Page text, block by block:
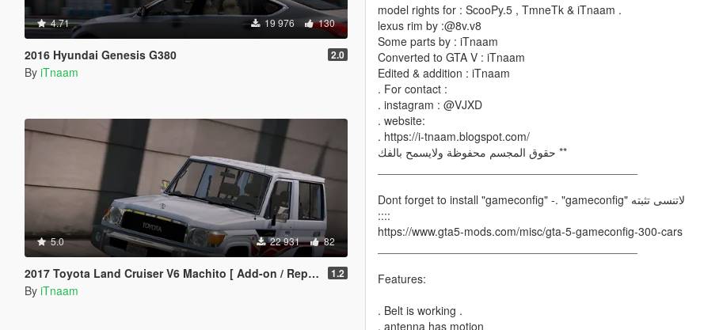
4.71 19 976 130
2016 Hyundai Genesis G380 2.0
By iTnaam
5.0 22 931 82
2017 Toyota Land Cruiser V6 Machito [ Add-on / Replace / Extras ] 1.2
By iTnaam
model rights for : ScooPy.5 , TmneTk & iTnaam .
lexus rim by :@8v.v8
Some parts by : iTnaam
Converted to GTA V : iTnaam
Edited & addition : iTnaam
. For contact :
. instagram : @VJXD
. website:
. https://i-tnaam.blogspot.com/
حقوق المجسم محفوظة ولايسمح بالفك **
Dont forget to install "gameconfig" -. "gameconfig" لاتنسى تثبته
::::
https://www.gta5-mods.com/misc/gta-5-gameconfig-300-cars
Features:
. Belt is working .
. antenna has motion